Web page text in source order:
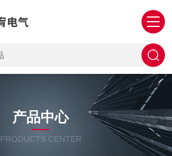
产品中心
PRODUCTS CENTER